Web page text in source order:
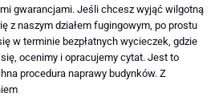
gwarancjami. Jeśli chcesz wyjąć wilgotną
z naszym działem fugingowym, po prostu
w terminie bezpłatnych wycieczek, gdzie
ocenimy i opracujemy cytat. Jest to
procedura naprawy budynków. Z